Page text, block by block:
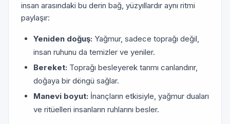
insan arasındaki bu derin bağ, yüzyıllardır aynı ritmi
paylaşır:
Yeniden doğuş: Yağmur, sadece toprağı değil,
insan ruhunu da temizler ve yeniler.
Bereket: Toprağı besleyerek tarımı canlandırır,
doğaya bir döngü sağlar.
Manevi boyut: İnançların etkisiyle, yağmur duaları
ve ritüelleri insanların ruhlarını besler.